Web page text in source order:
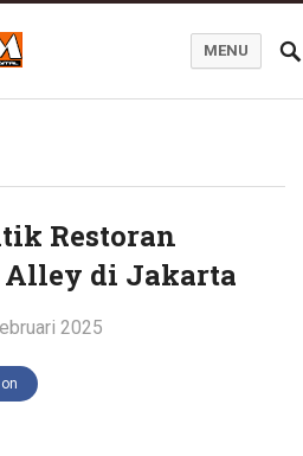
MENU
Restoran
di Jakarta
2025